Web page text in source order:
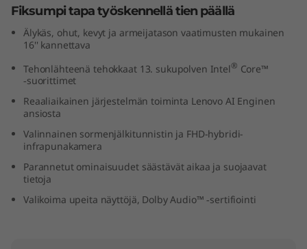
e
Fiksumpi tapa työskennellä tien päällä
Älykäs, ohut, kevyt ja armeijatason vaatimusten mukainen
16'' kannettava
Tehonlähteenä tehokkaat 13. sukupolven Intel® Core™
‑suorittimet
Reaaliaikainen järjestelmän toiminta Lenovo AI Enginen
ansiosta
Valinnainen sormenjälkitunnistin ja FHD-hybridi-
infrapunakamera
Parannetut ominaisuudet säästävät aikaa ja suojaavat
tietoja
Valikoima upeita näyttöjä, Dolby Audio™ ‑sertifiointi